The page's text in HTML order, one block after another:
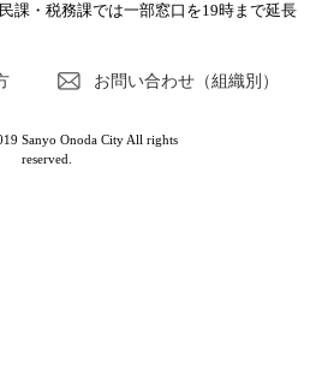
課・税務課では一部窓口を19時まで延長
お問い合わせ（組織別）
Sanyo Onoda City All rights
reserved.